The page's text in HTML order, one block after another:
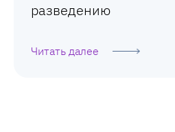
разведению
Читать далее